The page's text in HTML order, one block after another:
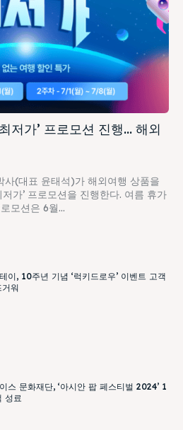
저가’ 프로모션 진행… 해외
(대표 윤태석)가 해외여행 상품을
가’ 프로모션을 진행한다. 여름 휴가
모션은 6월...
이, 10주년 기념 ‘럭키드로우’ 이벤트 고객
워
스 문화재단, ‘아시안 팝 페스티벌 2024’ 1
성료